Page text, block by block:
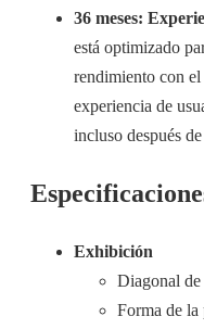
36 meses:
está optimizado
rendimiento con
experiencia de
incluso después
Exhibición
Diagonal
Forma de la